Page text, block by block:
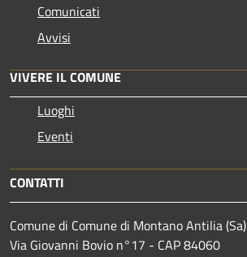
Comunicati
Avvisi
VIVERE IL COMUNE
Luoghi
Eventi
CONTATTI
Comune di Comune di Montano Antilia (Sa)
Via Giovanni Bovio n°17 - CAP 84060